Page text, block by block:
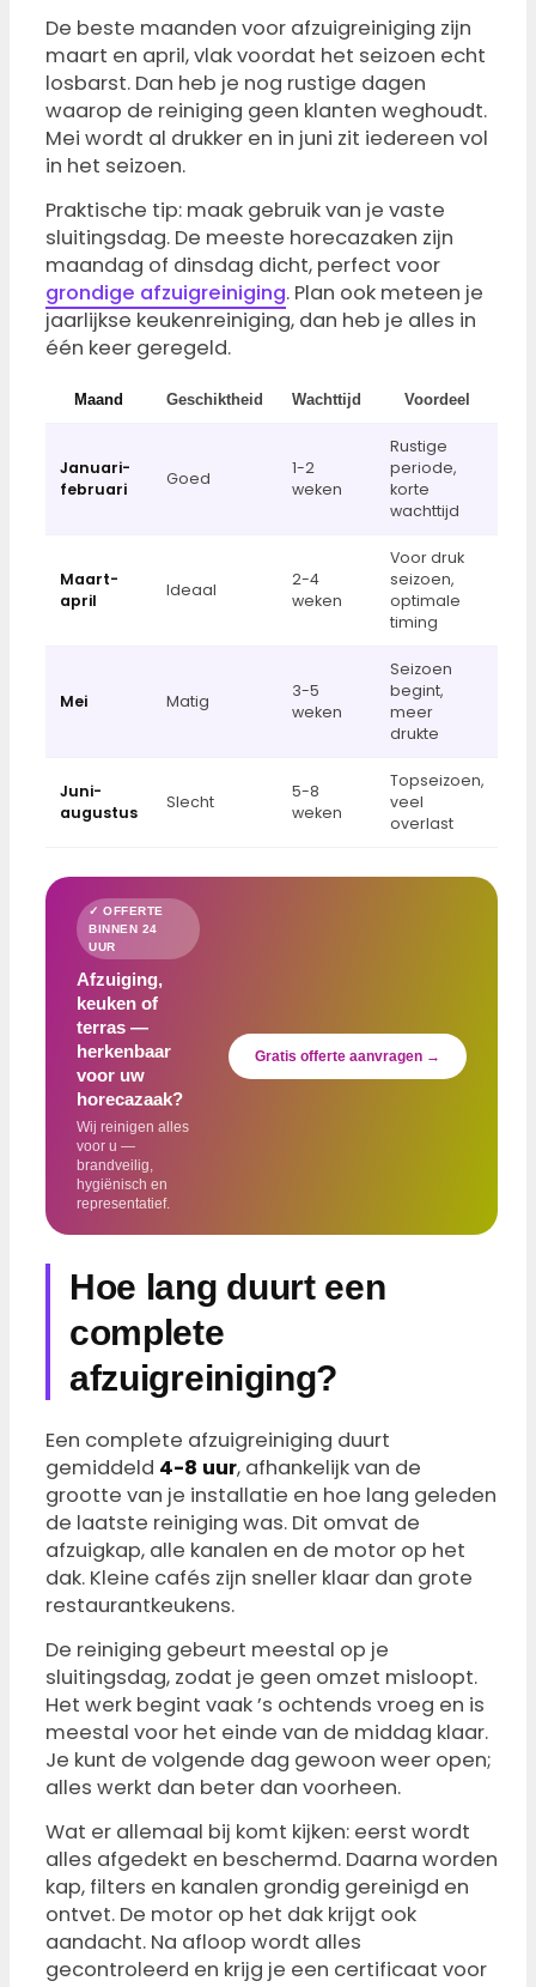
De beste maanden voor afzuigreiniging zijn
maart en april, vlak voordat het seizoen echt
losbarst. Dan heb je nog rustige dagen
waarop de reiniging geen klanten weghoudt.
Mei wordt al drukker en in juni zit iedereen vol
in het seizoen.
Praktische tip: maak gebruik van je vaste
sluitingsdag. De meeste horecazaken zijn
maandag of dinsdag dicht, perfect voor
grondige afzuigreiniging. Plan ook meteen je
jaarlijkse keukenreiniging, dan heb je alles in
één keer geregeld.
Maand Geschiktheid Wachttijd Voordeel
Januari-
februari
Goed
1-2
weken
Rustige
periode,
korte
wachttijd
Maart-
april
Ideaal
2-4
weken
Voor druk
seizoen,
optimale
timing
Mei Matig
3-5
weken
Seizoen
begint,
meer
drukte
Juni-
augustus
Slecht
5-8
weken
Topseizoen,
veel
overlast
✓ OFFERTE
BINNEN 24
UUR
Afzuiging,
keuken of
terras —
herkenbaar
voor uw
horecazaak?
Wij reinigen alles
voor u —
brandveilig,
hygiënisch en
representatief.
Gratis offerte aanvragen →
Hoe lang duurt een
complete
afzuigreiniging?
Een complete afzuigreiniging duurt
gemiddeld 4-8 uur, afhankelijk van de
grootte van je installatie en hoe lang geleden
de laatste reiniging was. Dit omvat de
afzuigkap, alle kanalen en de motor op het
dak. Kleine cafés zijn sneller klaar dan grote
restaurantkeukens.
De reiniging gebeurt meestal op je
sluitingsdag, zodat je geen omzet misloopt.
Het werk begint vaak ’s ochtends vroeg en is
meestal voor het einde van de middag klaar.
Je kunt de volgende dag gewoon weer open;
alles werkt dan beter dan voorheen.
Wat er allemaal bij komt kijken: eerst wordt
alles afgedekt en beschermd. Daarna worden
kap, filters en kanalen grondig gereinigd en
ontvet. De motor op het dak krijgt ook
aandacht. Na afloop wordt alles
gecontroleerd en krijg je een certificaat voor